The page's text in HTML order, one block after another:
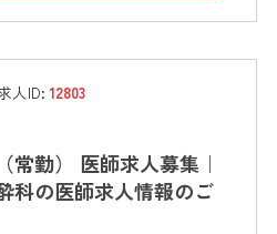
人ID:12803
常勤） 医師求人募集｜
科の医師求人情報のご